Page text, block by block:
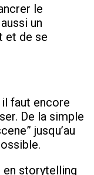
le
un
et de se
faut encore
De la simple
jusqu’au
en storytelling